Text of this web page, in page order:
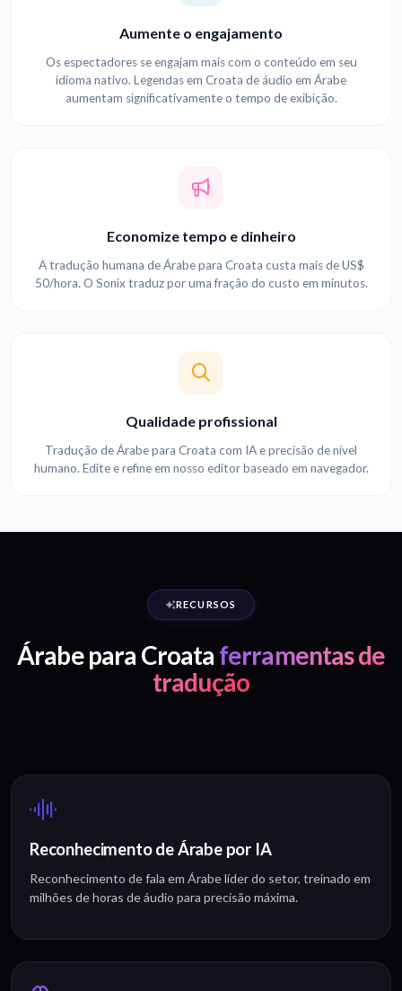
Aumente o engajamento
Os espectadores se engajam mais com o conteúdo em seu
idioma nativo. Legendas em Croata de áudio em Árabe
aumentam significativamente o tempo de exibição.
Economize tempo e dinheiro
A tradução humana de Árabe para Croata custa mais de US$
50/hora. O Sonix traduz por uma fração do custo em minutos.
Qualidade profissional
Tradução de Árabe para Croata com IA e precisão de nível
humano. Edite e refine em nosso editor baseado em navegador.
RECURSOS
Árabe para Croata ferramentas de
tradução
Reconhecimento de Árabe por IA
Reconhecimento de fala em Árabe líder do setor, treinado em
milhões de horas de áudio para precisão máxima.